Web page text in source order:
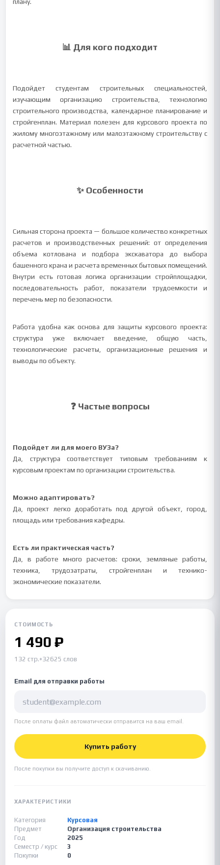
📊 Для кого подходит
Подойдет студентам строительных специальностей,
изучающим организацию строительства, технологию
строительного производства, календарное планирование и
стройгенплан. Материал полезен для курсового проекта по
жилому многоэтажному или малоэтажному строительству с
расчетной частью.
✨ Особенности
Сильная сторона проекта — большое количество конкретных
расчетов и производственных решений: от определения
объема котлована и подбора экскаватора до выбора
башенного крана и расчета временных бытовых помещений.
Внутри есть готовая логика организации стройплощадки,
последовательность работ, показатели трудоемкости и
перечень мер по безопасности.
Работа удобна как основа для защиты курсового проекта:
структура уже включает введение, общую часть,
технологические расчеты, организационные решения и
выводы по объекту.
❓ Частые вопросы
Подойдет ли для моего ВУЗа?
Да, структура соответствует типовым требованиям к
курсовым проектам по организации строительства.
Можно адаптировать?
Да, проект легко доработать под другой объект, город,
площадь или требования кафедры.
Есть ли практическая часть?
Да, в работе много расчетов: сроки, земляные работы,
техника, трудозатраты, стройгенплан и технико-
экономические показатели.
СТОИМОСТЬ
1 490 ₽
132 стр.•32625 слов
Email для отправки работы
После оплаты файл автоматически отправится на ваш email.
Купить работу
После покупки вы получите доступ к скачиванию.
ХАРАКТЕРИСТИКИ
Категория
Курсовая
Предмет
Организация строительства
Год
2025
Семестр / курс
3
Покупки
0